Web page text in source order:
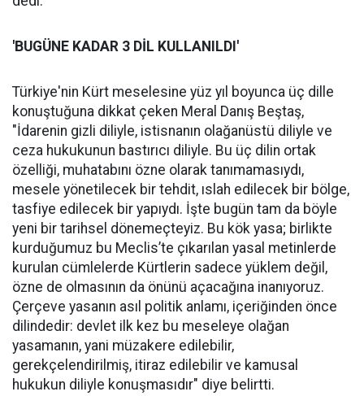
'BUGÜNE KADAR 3 DİL KULLANILDI'
Türkiye'nin Kürt meselesine yüz yıl boyunca üç dille
konuştuğuna dikkat çeken Meral Danış Beştaş,
"İdarenin gizli diliyle, istisnanın olağanüstü diliyle ve
ceza hukukunun bastırıcı diliyle. Bu üç dilin ortak
özelliği, muhatabını özne olarak tanımamasıydı,
mesele yönetilecek bir tehdit, ıslah edilecek bir bölge,
tasfiye edilecek bir yapıydı. İşte bugün tam da böyle
yeni bir tarihsel dönemeçteyiz. Bu kök yasa; birlikte
kurduğumuz bu Meclis’te çıkarılan yasal metinlerde
kurulan cümlelerde Kürtlerin sadece yüklem değil,
özne de olmasının da önünü açacağına inanıyoruz.
Çerçeve yasanın asıl politik anlamı, içeriğinden önce
dilindedir: devlet ilk kez bu meseleye olağan
yasamanın, yani müzakere edilebilir,
gerekçelendirilmiş, itiraz edilebilir ve kamusal
hukukun diliyle konuşmasıdır" diye belirtti.